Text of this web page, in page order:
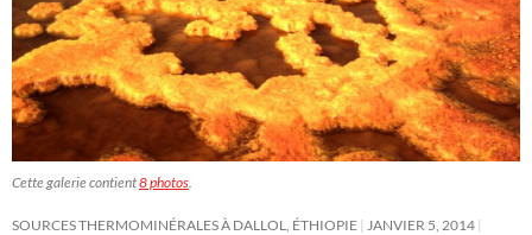
Cette galerie contient8 photos
SOURCES THERMOMINÉRALES À DALLOL, ÉTHIOPIE
JANVIER 5, 2014